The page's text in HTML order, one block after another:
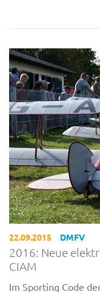
22.09.2015 DMFV
2016: Neue
CIAM
Im Sporting Code